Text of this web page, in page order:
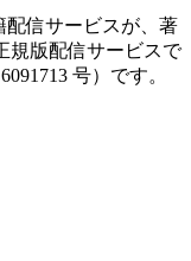
配信サービスが、著
規版配信サービスで
号）です。